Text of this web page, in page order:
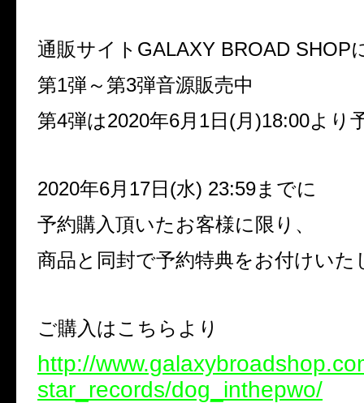
通販サイト GALAXY BROAD SHOP
第1弾～第3弾音源販売中
第4弾は2020年6月 1日 (月 )18:00より
2020年6月 17日 (水) 23:59までに
予約購入頂いたお客様に限り、
商品と同封で予約特典をお付けいた
ご購入はこちらより
http://
star_records/dog_inthepwo/